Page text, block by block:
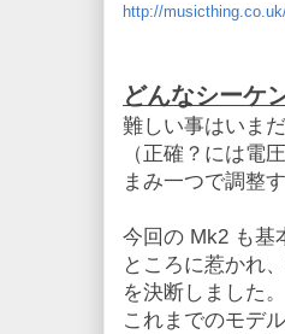
http://
どんなシーケ
難しい事はいま
（正確？には電
まみ一つで調整
今回の Mk2 も基
ところに惹かれ
を決断しました。
これまでのモデ